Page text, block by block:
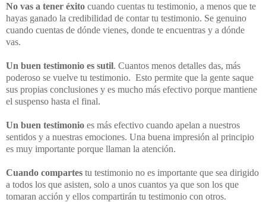
No vas a tener éxito cuando cuentas tu testimonio, a menos que te
hayas ganado la credibilidad de contar tu testimonio. Se genuino
cuando cuentas de dónde vienes, donde te encuentras y a dónde
vas.
Un buen testimonio es sutil. Cuantos menos detalles das, más
poderoso se vuelve tu testimonio. Esto permite que la gente saque
sus propias conclusiones y es mucho más efectivo porque mantiene
el suspenso hasta el final.
Un buen testimonio es más efectivo cuando apelan a nuestros
sentidos y a nuestras emociones. Una buena impresión al principio
es muy importante porque llaman la atención.
Cuando compartes tu testimonio no es importante que sea dirigido
a todos los que asisten, solo a unos cuantos ya que son los que
tomaran acción y ellos compartirán tu testimonio con otros.